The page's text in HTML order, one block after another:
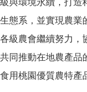
態系，並實現農業
級農會繼續努力，
同推動在地農產品
用桃園優質農特產